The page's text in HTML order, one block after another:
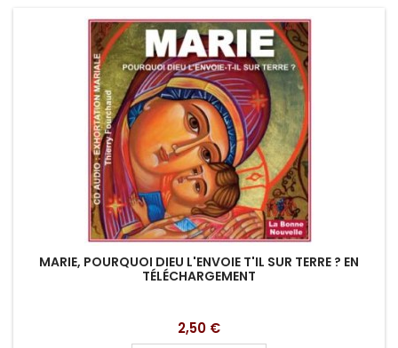
MARIE, POURQUOI DIEU L'ENVOIE T'IL SUR TERRE ? EN
TÉLÉCHARGEMENT
Prix
2,50 €